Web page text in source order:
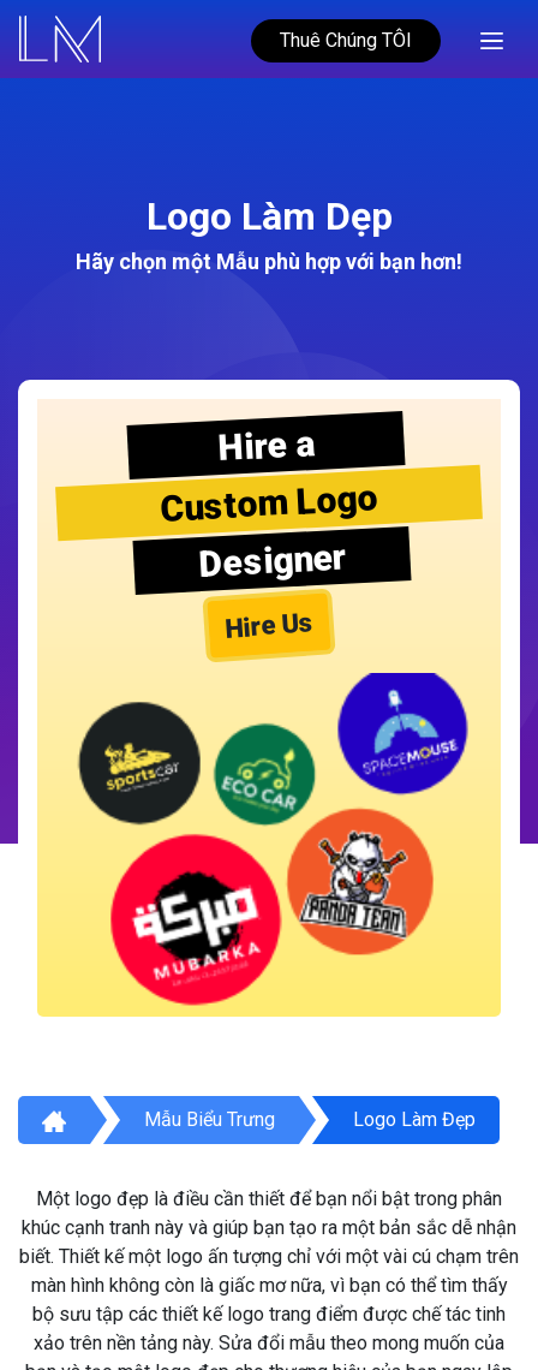
Thuê Chúng TÔI
Logo Làm Dẹp
Hãy chọn một Mẫu phù hợp với bạn hơn!
Hire a
Custom Logo
Designer
Hire Us
Mẫu Biểu Trưng Logo Làm Đẹp
Một logo đẹp là điều cần thiết để bạn nổi bật trong phân
khúc cạnh tranh này và giúp bạn tạo ra một bản sắc dễ nhận
biết. Thiết kế một logo ấn tượng chỉ với một vài cú chạm trên
màn hình không còn là giấc mơ nữa, vì bạn có thể tìm thấy
bộ sưu tập các thiết kế logo trang điểm được chế tác tinh
xảo trên nền tảng này. Sửa đổi mẫu theo mong muốn của